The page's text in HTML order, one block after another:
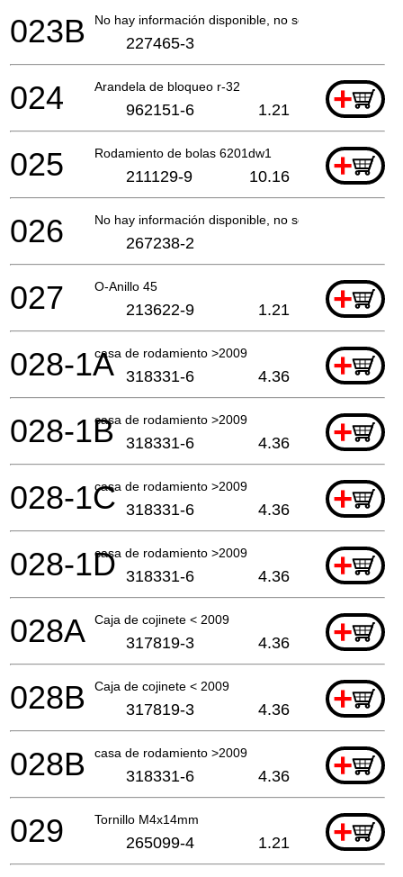
No hay información disponible, no se puede pedir
023B 227465-3
Arandela de bloqueo r-32 +
024 962151-6 1.21
Rodamiento de bolas 6201dw1 +
025 211129-9 10.16
No hay información disponible, no se puede pedir
026 267238-2
O-Anillo 45 +
027 213622-9 1.21
casa de rodamiento >2009 +
028-1A 318331-6 4.36
casa de rodamiento >2009 +
028-1B 318331-6 4.36
casa de rodamiento >2009 +
028-1C 318331-6 4.36
casa de rodamiento >2009 +
028-1D 318331-6 4.36
Caja de cojinete < 2009 +
028A 317819-3 4.36
Caja de cojinete < 2009 +
028B 317819-3 4.36
casa de rodamiento >2009 +
028B 318331-6 4.36
Tornillo M4x14mm +
029 265099-4 1.21